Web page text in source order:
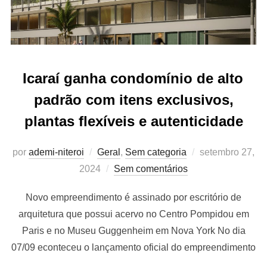
Icaraí ganha condomínio de alto
padrão com itens exclusivos,
plantas flexíveis e autenticidade
por ademi-niteroi Geral , Sem categoria
Postado
setembro 27,
2024
Sem comentários
Novo empreendimento é assinado por escritório de
arquitetura que possui acervo no Centro Pompidou em
Paris e no Museu Guggenheim em Nova York No dia
07/09 econteceu o lançamento oficial do empreendimento